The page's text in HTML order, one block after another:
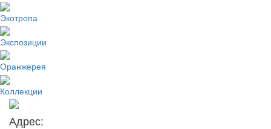
Экотропа
Экспозиции
Оранжерея
Коллекции
Адрес: